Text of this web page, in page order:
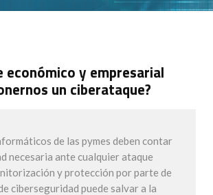
económico y empresarial
un ciberataque?
de las pymes deben contar
necesaria ante cualquier ataque
y protección por parte de
ciberseguridad puede salvar a la